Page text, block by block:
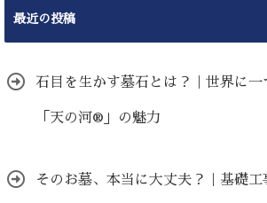
最近の投稿
石目を生かす墓石とは？｜世界に一
「天の河®」の魅力
そのお墓、本当に大丈夫？｜基礎